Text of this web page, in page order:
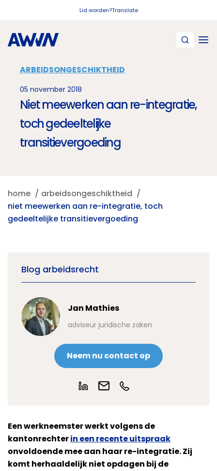
Lid worden?Translate
ARBEIDSONGESCHIKTHEID
05 november 2018
Niet meewerken aan re-integratie,
toch gedeeltelijke
transitievergoeding
home
arbeidsongeschiktheid
niet meewerken aan re-integratie, toch
gedeeltelijke transitievergoeding
Blog arbeidsrecht
Jan Mathies
adviseur juridische zaken
Neem nu contact op
Een werkneemster werkt volgens de
kantonrechterin een recente uitspraak
onvoldoende mee aan haar re-integratie. Zij
komt herhaaldelijk niet opdagen bij de